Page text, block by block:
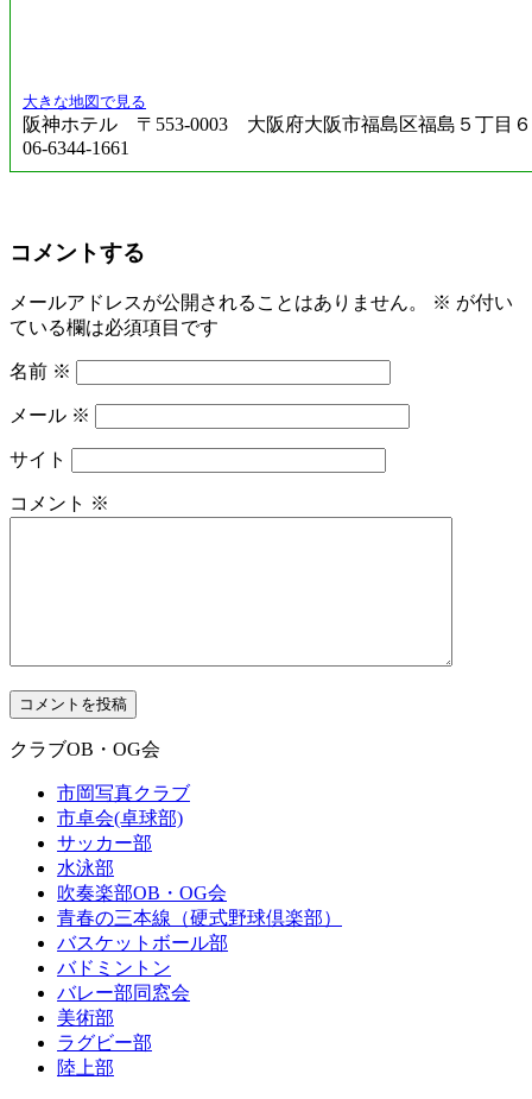
大きな地図で見る
阪神ホテル 〒553-0003 大阪府大阪市福島区福島５丁目
06-6344-1661
コメントする
メールアドレスが公開されることはありません。 ※ が付い
ている欄は必須項目です
名前 ※
メール ※
サイト
コメント ※
クラブOB・OG会
市岡写真クラブ
市卓会(卓球部)
サッカー部
水泳部
吹奏楽部OB・OG会
青春の三本線（硬式野球倶楽部）
バスケットボール部
バドミントン
バレー部同窓会
美術部
ラグビー部
陸上部